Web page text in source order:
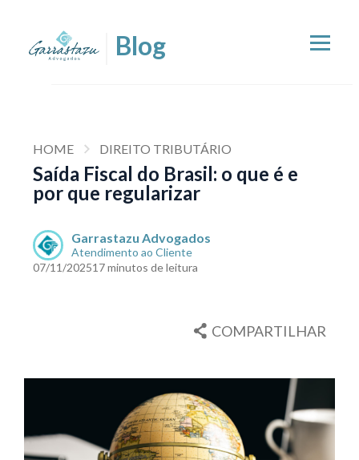
HOME DIREITO TRIBUTÁRIO
Saída Fiscal do Brasil: o que é e
por que regularizar
Garrastazu Advogados
Atendimento ao Cliente
07/11/202517 minutos de leitura
COMPARTILHAR